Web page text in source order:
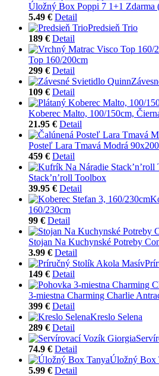
Úložný Box Poppi 7 1+1 Zdarma
5.49 € Detail
Predsieň Trio
189 € Detail
Top 160/200cm
299 € Detail
109 € Detail
Koberec Malto, 100/150cm,
21.95 € Detail
Posteľ Lara Tmavá Modrá
459 € Detail
Stack’n’roll Toolbox
39.95 € Detail
160/230cm
99 € Detail
Stojan Na Kuchynské Potreby
3.99 € Detail
149 € Detail
3-miestna Charming Charlie
399 € Detail
Kreslo Selena
289 € Detail
74.9 € Detail
Úložný Box
5.99 € Detail